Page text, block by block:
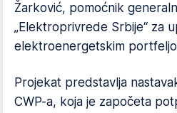
Žarković, pomoćnik
„Elektroprivrede Srbije“ za
elektroenergetskim
Projekat predstavlja
CWP-a, koja je započeta